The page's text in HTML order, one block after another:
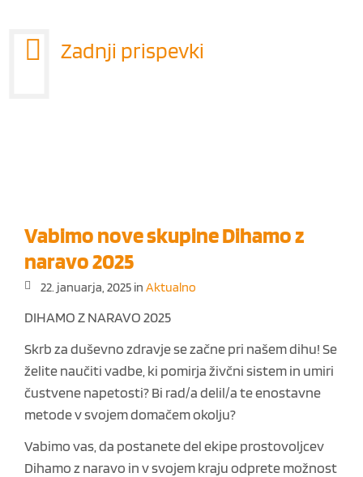
Zadnji prispevki
Vabimo nove skupine Dihamo z
naravo 2025
22. januarja, 2025 in Aktualno
DIHAMO Z NARAVO 2025
Skrb za duševno zdravje se začne pri našem dihu! Se
želite naučiti vadbe, ki pomirja živčni sistem in umiri
čustvene napetosti? Bi rad/a delil/a te enostavne
metode v svojem domačem okolju?
Vabimo vas, da postanete del ekipe prostovoljcev
Dihamo z naravo in v svojem kraju odprete možnost